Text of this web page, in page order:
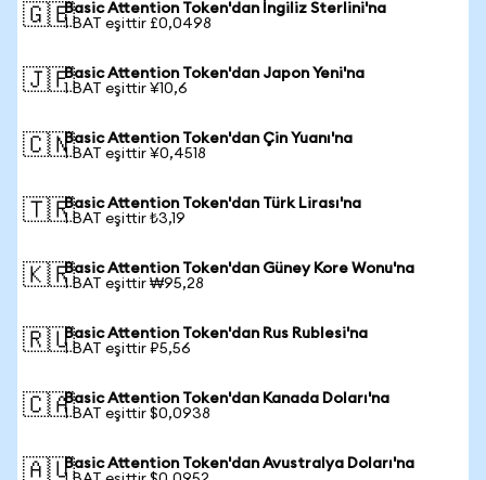
🇬🇧Basic Attention Token'dan İngiliz Sterlini'na
1 BAT eşittir £0,0498
🇯🇵Basic Attention Token'dan Japon Yeni'na
1 BAT eşittir ¥10,6
🇨🇳Basic Attention Token'dan Çin Yuanı'na
1 BAT eşittir ¥0,4518
🇹🇷Basic Attention Token'dan Türk Lirası'na
1 BAT eşittir ₺3,19
🇰🇷Basic Attention Token'dan Güney Kore Wonu'na
1 BAT eşittir ₩95,28
🇷🇺Basic Attention Token'dan Rus Rublesi'na
1 BAT eşittir ₽5,56
🇨🇦Basic Attention Token'dan Kanada Doları'na
1 BAT eşittir $0,0938
🇦🇺Basic Attention Token'dan Avustralya Doları'na